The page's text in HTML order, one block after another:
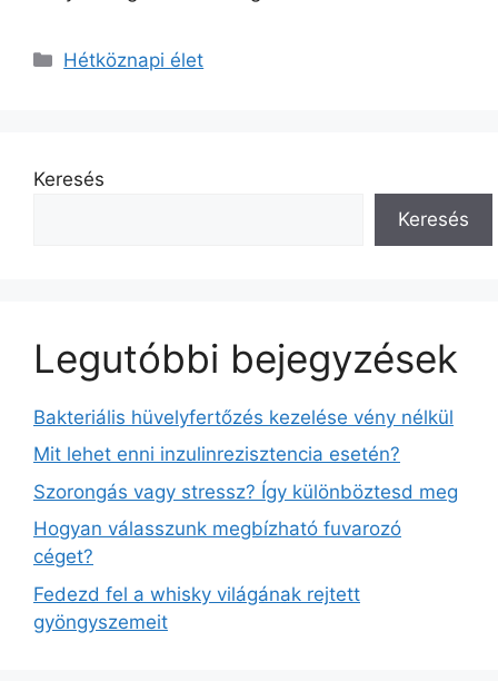
Kategória
Hétköznapi élet
Keresés
Keresés
Legutóbbi bejegyzések
Bakteriális hüvelyfertőzés kezelése vény nélkül
Mit lehet enni inzulinrezisztencia esetén?
Szorongás vagy stressz? Így különböztesd meg
Hogyan válasszunk megbízható fuvarozó
céget?
Fedezd fel a whisky világának rejtett
gyöngyszemeit